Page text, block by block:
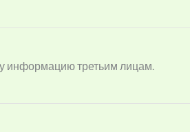
информацию третьим лицам.